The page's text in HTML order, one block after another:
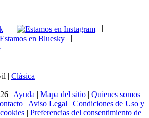
|
| Clásica
| Ayuda | Mapa del sitio | Quienes somos |
| Aviso Legal | Condiciones de Uso y
| Preferencias del consentimiento de